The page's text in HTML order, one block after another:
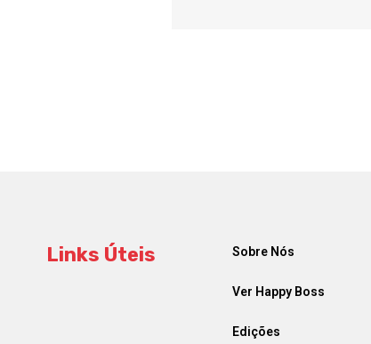
Links Úteis Sobre Nós
Ver Happy Boss
Edições